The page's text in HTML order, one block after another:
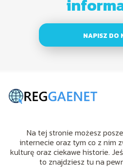
NAPISZ DO
Na tej stronie możesz
internecie oraz tym co z nim
kulturę oraz ciekawe historie.
to znajdziesz tu na